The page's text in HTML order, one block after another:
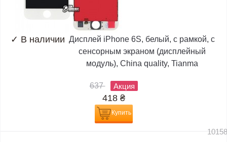
✓ В наличии Дисплей iPhone 6S, белый, с рамкой, с
сенсорным экраном (дисплейный
модуль), China quality, Tianma
637 Акция
418 ₴
Купить